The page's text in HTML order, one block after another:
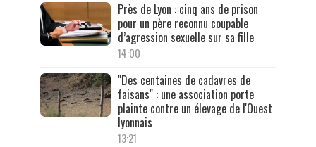
Près de Lyon : cinq ans de prison
pour un père reconnu coupable
d’agression sexuelle sur sa fille
14:00
"Des centaines de cadavres de
faisans" : une association porte
plainte contre un élevage de l'Ouest
lyonnais
13:21